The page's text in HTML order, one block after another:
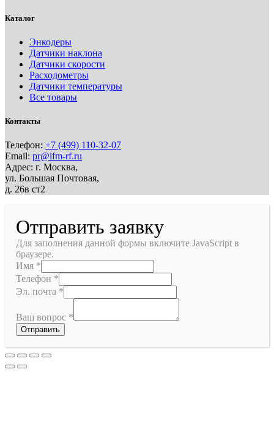
Каталог
Энкодеры
Датчики наклона
Датчики скорости
Расходометры
Датчики температуры
Все товары
Контакты
Телефон: +7 (499) 110-32-07
Email: pr@ifm-rf.ru
Адрес: г. Москва,
ул. Большая Почтовая,
д. 26в ст2
Отправить заявку
Для заполнения данной формы включите JavaScript в
браузере.
Имя *
Телефон *
Эл. почта *
Ваш вопрос *
Отправить